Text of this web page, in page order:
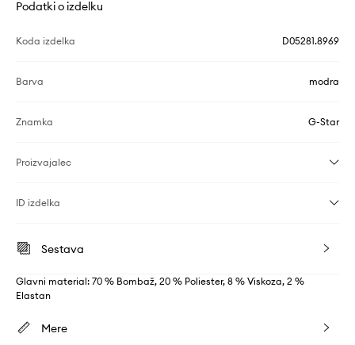
Podatki o izdelku
Koda izdelka D05281.8969
Barva modra
Znamka G-Star
Proizvajalec
ID izdelka
Sestava
Glavni material: 70 % Bombaž, 20 % Poliester, 8 % Viskoza, 2 %
Elastan
Mere